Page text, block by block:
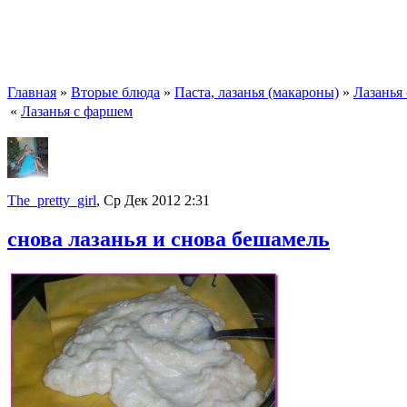
Главная » Вторые блюда » Паста, лазанья (макароны) »
« Лазанья с фаршем
The_pretty_girl, Ср Дек 2012 2:31
снова лазанья и снова бешамель